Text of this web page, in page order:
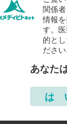
関係
情報
す。
的と
ださ
あなた
は